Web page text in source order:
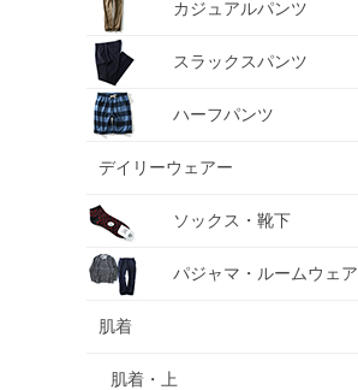
カジュアルパンツ
スラックスパンツ
ハーフパンツ
デイリーウェアー
ソックス・靴下
パジャマ・ルームウェア
肌着
肌着・上